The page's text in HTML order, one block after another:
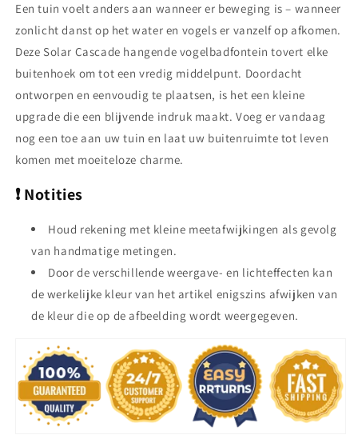
Een tuin voelt anders aan wanneer er beweging is – wanneer
zonlicht danst op het water en vogels er vanzelf op afkomen.
Deze Solar Cascade hangende vogelbadfontein tovert elke
buitenhoek om tot een vredig middelpunt. Doordacht
ontworpen en eenvoudig te plaatsen, is het een kleine
upgrade die een blijvende indruk maakt. Voeg er vandaag
nog een toe aan uw tuin en laat uw buitenruimte tot leven
komen met moeiteloze charme.
❗ Notities
Houd rekening met kleine meetafwijkingen als gevolg
van handmatige metingen.
Door de verschillende weergave- en lichteffecten kan
de werkelijke kleur van het artikel enigszins afwijken van
de kleur die op de afbeelding wordt weergegeven.